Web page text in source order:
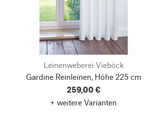
Leinenweberei Vieböck
Gardine Reinleinen, Höhe 225 cm
259,00 €
+ weitere Varianten